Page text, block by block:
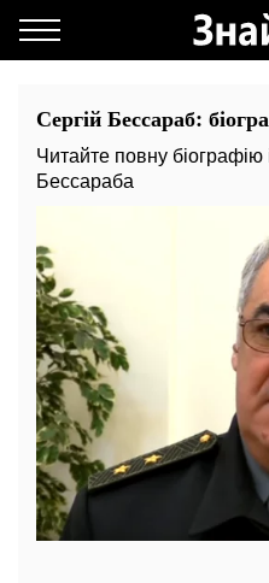
Сергій Бессараб:
Читайте повну біографію
Бессараба